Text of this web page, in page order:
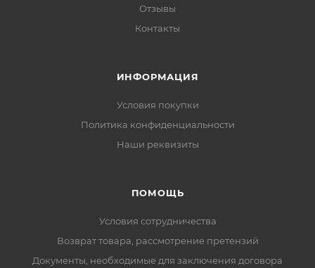
Отзывы
Контакты
ИНФОРМАЦИЯ
Условия покупки
Политика конфиденциальности
Наши реквизиты
ПОМОЩЬ
Условия сотрудничества
Возврат товара, рассмотрение претензий
Документы, необходимые для заключения договора